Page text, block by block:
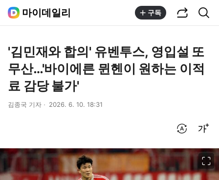
마이데일리 구독
'김민재와 합의' 유벤투스, 영입설 또
무산…'바이에른 뮌헨이 원하는 이적
료 감당 불가'
김종국 기자 2026. 6. 10. 18:31